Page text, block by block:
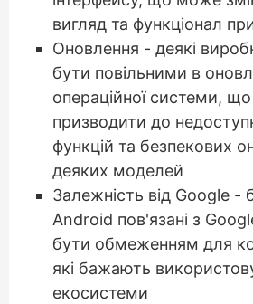
вигляд та функціонал
Оновлення - деякі
бути повільними в
операційної системи,
призводити до
функцій та безпекових
деяких моделей
Залежність від Google -
Android пов'язані з
бути обмеженням для
які бажають
екосистеми